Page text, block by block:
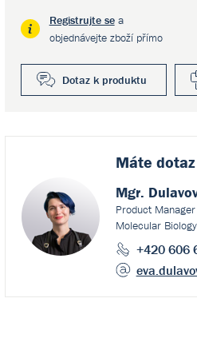
Registrujte sea
objednávejte zboží přímo
Dotaz k produktu
Máte
Mgr.
Product Manager
Molecular Biology
+420 606